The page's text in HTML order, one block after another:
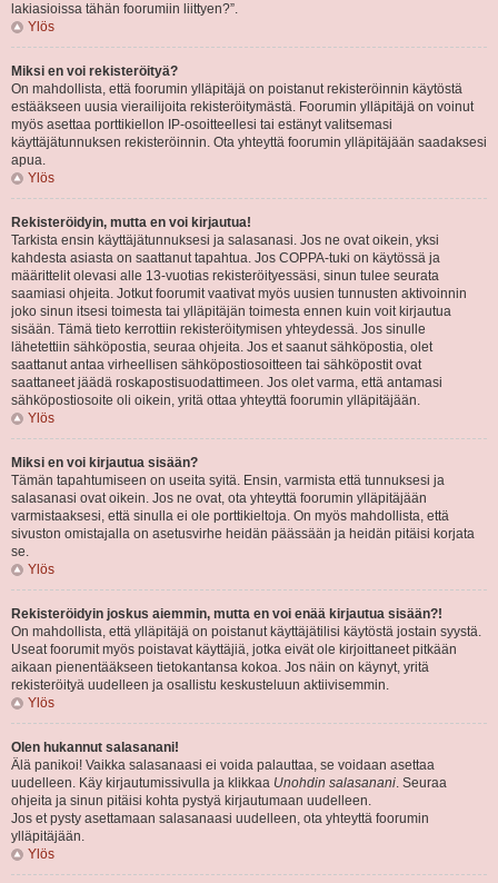
lakiasioissa tähän foorumiin liittyen?”.
Ylös
Miksi en voi rekisteröityä?
On mahdollista, että foorumin ylläpitäjä on poistanut rekisteröinnin käytöstä
estääkseen uusia vierailijoita rekisteröitymästä. Foorumin ylläpitäjä on voinut
myös asettaa porttikiellon IP-osoitteellesi tai estänyt valitsemasi
käyttäjätunnuksen rekisteröinnin. Ota yhteyttä foorumin ylläpitäjään saadaksesi
apua.
Ylös
Rekisteröidyin, mutta en voi kirjautua!
Tarkista ensin käyttäjätunnuksesi ja salasanasi. Jos ne ovat oikein, yksi
kahdesta asiasta on saattanut tapahtua. Jos COPPA-tuki on käytössä ja
määrittelit olevasi alle 13-vuotias rekisteröityessäsi, sinun tulee seurata
saamiasi ohjeita. Jotkut foorumit vaativat myös uusien tunnusten aktivoinnin
joko sinun itsesi toimesta tai ylläpitäjän toimesta ennen kuin voit kirjautua
sisään. Tämä tieto kerrottiin rekisteröitymisen yhteydessä. Jos sinulle
lähetettiin sähköpostia, seuraa ohjeita. Jos et saanut sähköpostia, olet
saattanut antaa virheellisen sähköpostiosoitteen tai sähköpostit ovat
saattaneet jäädä roskapostisuodattimeen. Jos olet varma, että antamasi
sähköpostiosoite oli oikein, yritä ottaa yhteyttä foorumin ylläpitäjään.
Ylös
Miksi en voi kirjautua sisään?
Tämän tapahtumiseen on useita syitä. Ensin, varmista että tunnuksesi ja
salasanasi ovat oikein. Jos ne ovat, ota yhteyttä foorumin ylläpitäjään
varmistaaksesi, että sinulla ei ole porttikieltoja. On myös mahdollista, että
sivuston omistajalla on asetusvirhe heidän päässään ja heidän pitäisi korjata
se.
Ylös
Rekisteröidyin joskus aiemmin, mutta en voi enää kirjautua sisään?!
On mahdollista, että ylläpitäjä on poistanut käyttäjätilisi käytöstä jostain syystä.
Useat foorumit myös poistavat käyttäjiä, jotka eivät ole kirjoittaneet pitkään
aikaan pienentääkseen tietokantansa kokoa. Jos näin on käynyt, yritä
rekisteröityä uudelleen ja osallistu keskusteluun aktiivisemmin.
Ylös
Olen hukannut salasanani!
Älä panikoi! Vaikka salasanaasi ei voida palauttaa, se voidaan asettaa
uudelleen. Käy kirjautumissivulla ja klikkaa Unohdin salasanani. Seuraa
ohjeita ja sinun pitäisi kohta pystyä kirjautumaan uudelleen.
Jos et pysty asettamaan salasanaasi uudelleen, ota yhteyttä foorumin
ylläpitäjään.
Ylös